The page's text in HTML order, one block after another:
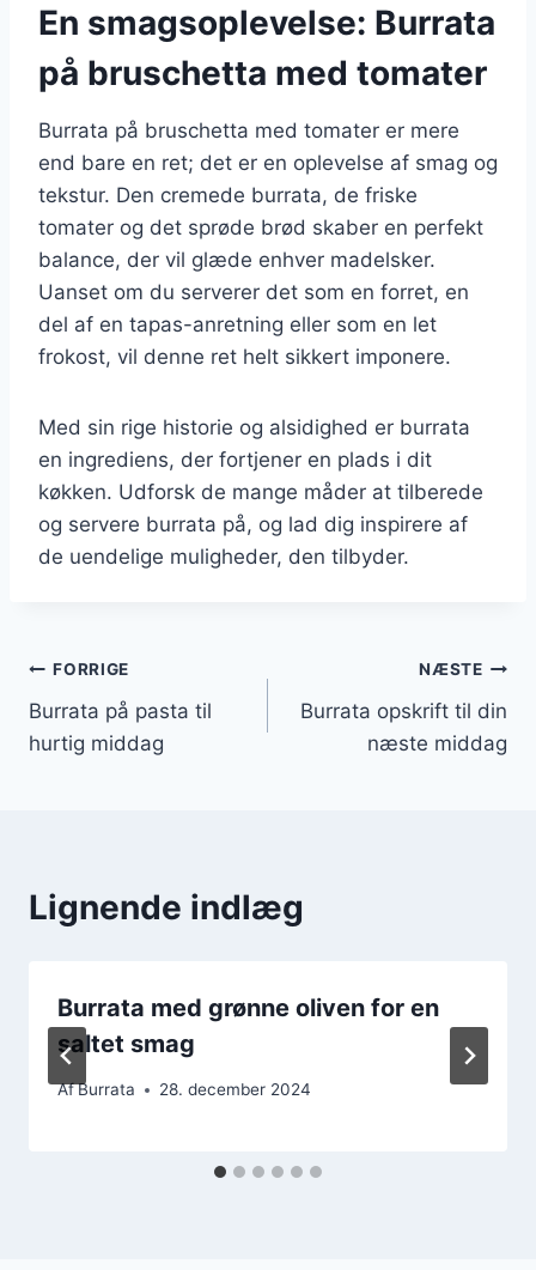
En smagsoplevelse: Burrata
på bruschetta med tomater
Burrata på bruschetta med tomater er mere
end bare en ret; det er en oplevelse af smag og
tekstur. Den cremede burrata, de friske
tomater og det sprøde brød skaber en perfekt
balance, der vil glæde enhver madelsker.
Uanset om du serverer det som en forret, en
del af en tapas-anretning eller som en let
frokost, vil denne ret helt sikkert imponere.
Med sin rige historie og alsidighed er burrata
en ingrediens, der fortjener en plads i dit
køkken. Udforsk de mange måder at tilberede
og servere burrata på, og lad dig inspirere af
de uendelige muligheder, den tilbyder.
Indlægsnavigation
FORRIGE
Burrata på pasta til
hurtig middag
NÆSTE
Burrata opskrift til din
næste middag
Lignende indlæg
Burrata med grønne oliven for en
saltet smag
AfBurrata 28. december 2024